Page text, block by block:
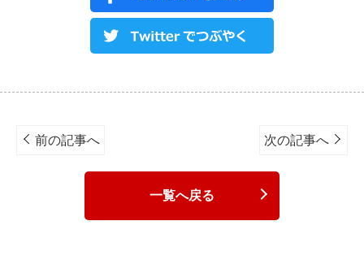
navigation
前の記事へ 次の記事へ
一覧へ戻る